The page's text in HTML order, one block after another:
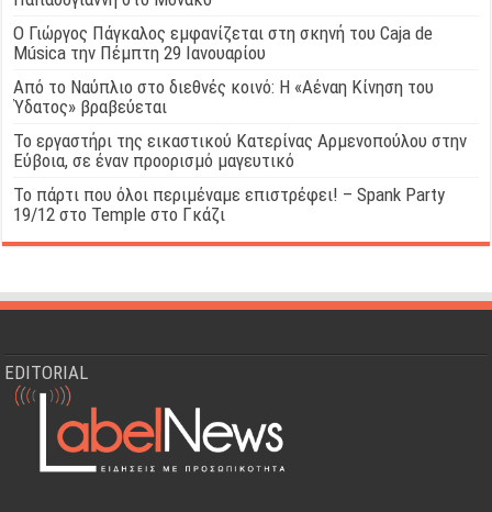
Ο Γιώργος Πάγκαλος εμφανίζεται στη σκηνή του Caja de
Música την Πέμπτη 29 Ιανουαρίου
Από το Ναύπλιο στο διεθνές κοινό: Η «Αέναη Κίνηση του
Ύδατος» βραβεύεται
Το εργαστήρι της εικαστικού Κατερίνας Αρμενοπούλου στην
Εύβοια, σε έναν προορισμό μαγευτικό
Το πάρτι που όλοι περιμέναμε επιστρέφει! – Spank Party
19/12 στο Temple στο Γκάζι
EDITORIAL